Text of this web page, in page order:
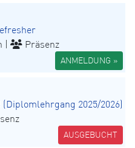
| Präsenz
ANMELDUNG »
(Diplomlehrgang 2025/2026)
AUSGEBUCHT